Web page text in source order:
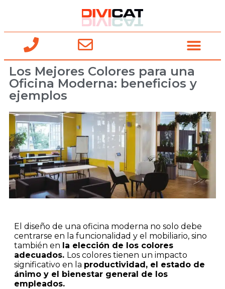
Los Mejores Colores para una
Oficina Moderna: beneficios y
ejemplos
El diseño de una oficina moderna no solo debe
centrarse en la funcionalidad y el mobiliario, sino
también en la elección de los colores
adecuados. Los colores tienen un impacto
significativo en la productividad, el estado de
ánimo y el bienestar general de los
empleados.